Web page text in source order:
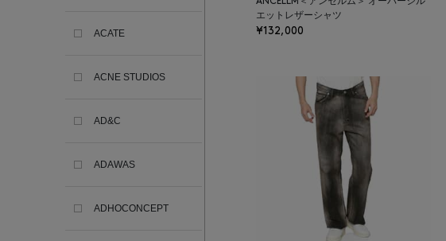
ACATE
ACNE STUDIOS
AD&C
ADAWAS
ADHOCONCEPT
エットレザーシャツ
¥132,000